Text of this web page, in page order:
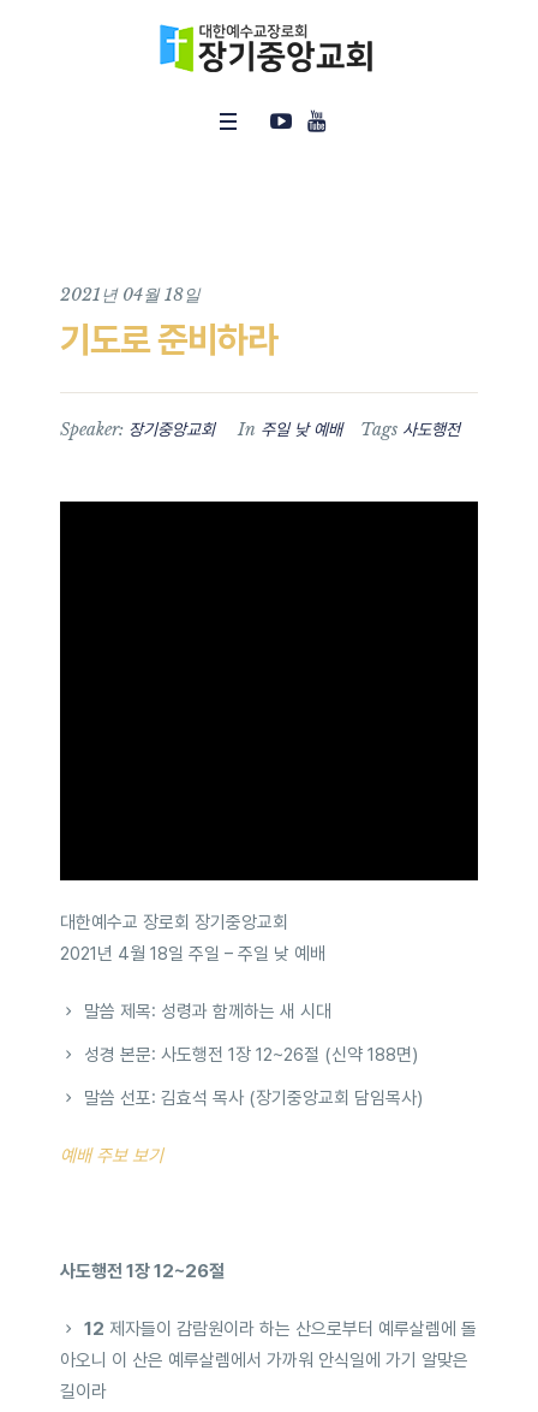
2021년 04월 18일
기도로 준비하라
Speaker: 장기중앙교회 In 주일 낮 예배 Tags 사도행전
대한예수교 장로회 장기중앙교회
2021년 4월 18일 주일 – 주일 낮 예배
말씀 제목: 성령과 함께하는 새 시대
성경 본문: 사도행전 1장 12~26절 (신약 188면)
말씀 선포: 김효석 목사 (장기중앙교회 담임목사)
예배 주보 보기
사도행전 1장 12~26절
12 제자들이 감람원이라 하는 산으로부터 예루살렘에 돌
아오니 이 산은 예루살렘에서 가까워 안식일에 가기 알맞은
길이라